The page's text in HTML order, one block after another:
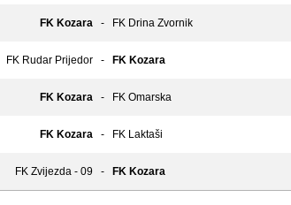
FK Kozara - FK Drina Zvornik
FK Rudar Prijedor - FK Kozara
FK Kozara - FK Omarska
FK Kozara - FK Laktaši
FK Zvijezda - 09 - FK Kozara